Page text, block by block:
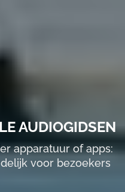
AUDIOGIDSEN
apparatuur of apps:
voor bezoekers